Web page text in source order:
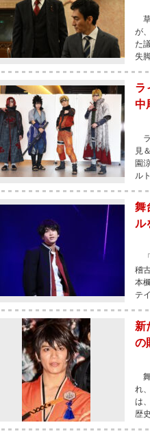
草
が
た
失
ラ
中
ラ
見
園
ル
舞
ル
稽
本
テ
新
の
舞
れ
は
歴